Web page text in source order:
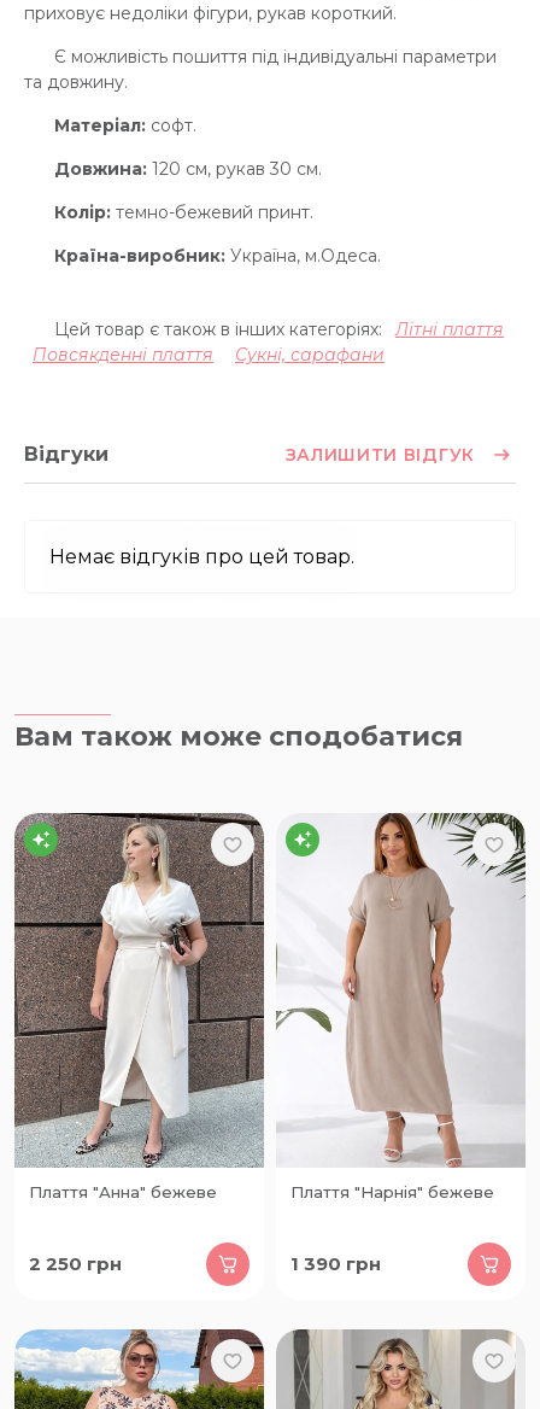
приховує недоліки фігури, рукав короткий.
Є можливість пошиття під індивідуальні параметри
та довжину.
Матеріал: софт.
Довжина: 120 см, рукав 30 см.
Колір: темно-бежевий принт.
Країна-виробник: Україна, м.Одеса.
Цей товар є також в інших категоріях:
Літні плаття
Повсякденні плаття
Сукні, сарафани
Відгуки ЗАЛИШИТИ ВІДГУК
Немає відгуків про цей товар.
Вам також може сподобатися
Плаття "Анна" бежеве
2 250 грн
Плаття "Нарнія" бежеве
1 390 грн